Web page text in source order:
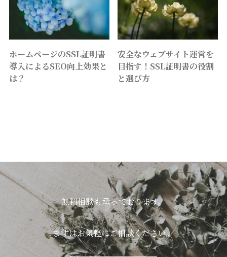
ホームページのSSL証明書
導入によるSEO向上効果と
は？
安全なウェブサイト運営を
目指す！SSL証明書の役割
と選び方
無料相談も承っております。
まずはお気軽にご相談ください。